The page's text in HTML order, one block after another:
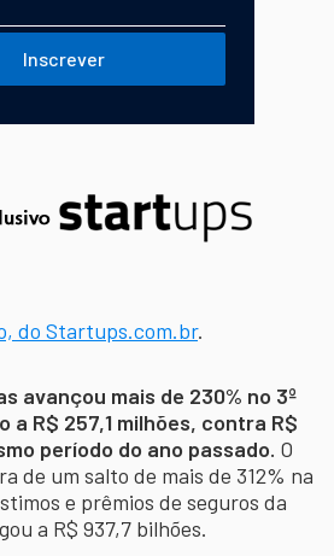
Inscrever
do Startups.com.br.
avançou mais de 230% no 3º
R$ 257,1 milhões, contra R$
período do ano passado. O
de um salto de mais de 312% na
e prêmios de seguros da
a R$ 937,7 bilhões.